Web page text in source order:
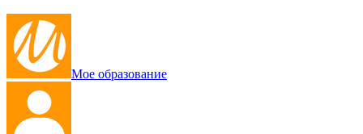
Мое образование